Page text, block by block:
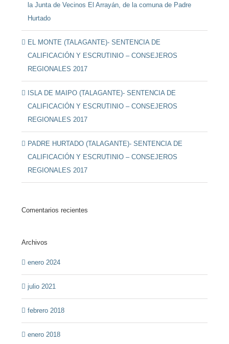
la Junta de Vecinos El Arrayán, de la comuna de Padre
Hurtado
EL MONTE (TALAGANTE)- SENTENCIA DE
CALIFICACIÓN Y ESCRUTINIO – CONSEJEROS
REGIONALES 2017
ISLA DE MAIPO (TALAGANTE)- SENTENCIA DE
CALIFICACIÓN Y ESCRUTINIO – CONSEJEROS
REGIONALES 2017
PADRE HURTADO (TALAGANTE)- SENTENCIA DE
CALIFICACIÓN Y ESCRUTINIO – CONSEJEROS
REGIONALES 2017
Comentarios recientes
Archivos
enero 2024
julio 2021
febrero 2018
enero 2018